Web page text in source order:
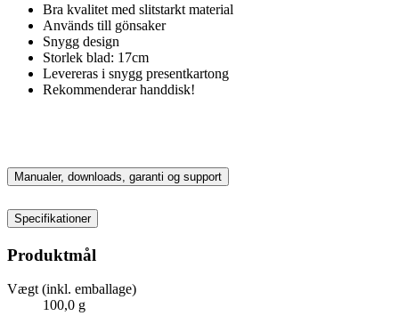
Bra kvalitet med slitstarkt material
Används till gönsaker
Snygg design
Storlek blad: 17cm
Levereras i snygg presentkartong
Rekommenderar handdisk!
Manualer, downloads, garanti og support
Specifikationer
Produktmål
Vægt (inkl. emballage)
100,0 g